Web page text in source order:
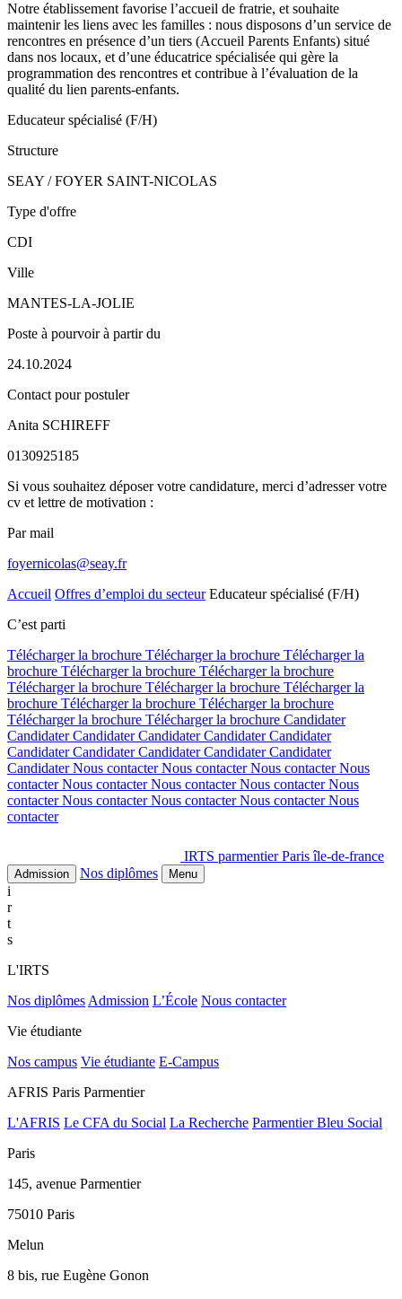
Notre établissement favorise l’accueil de fratrie, et souhaite
maintenir les liens avec les familles : nous disposons d’un service de
rencontres en présence d’un tiers (Accueil Parents Enfants) situé
dans nos locaux, et d’une éducatrice spécialisée qui gère la
programmation des rencontres et contribue à l’évaluation de la
qualité du lien parents-enfants.
Educateur spécialisé (F/H)
Structure
SEAY / FOYER SAINT-NICOLAS
Type d'offre
CDI
Ville
MANTES-LA-JOLIE
Poste à pourvoir à partir du
24.10.2024
Contact pour postuler
Anita SCHIREFF
0130925185
Si vous souhaitez déposer votre candidature, merci d’adresser votre
cv et lettre de motivation :
Par mail
foyernicolas@seay.fr
Accueil Offres d’emploi du secteur Educateur spécialisé (F/H)
C’est parti
Télécharger la brochure Télécharger la brochure Télécharger la
brochure Télécharger la brochure Télécharger la brochure
Télécharger la brochure Télécharger la brochure Télécharger la
brochure Télécharger la brochure Télécharger la brochure
Télécharger la brochure Télécharger la brochure Candidater
CandidaterCandidaterCandidaterCandidaterCandidater
CandidaterCandidaterCandidaterCandidaterCandidater
CandidaterNous contacterNous contacterNous contacterNous
contacterNous contacterNous contacterNous contacterNous
contacterNous contacterNous contacterNous contacterNous
contacter
IRTS parmentier Paris île-de-france
Admission Nos diplômes Menu
i
r
t
s
L'IRTS
Nos diplômes Admission L’École Nous contacter
Vie étudiante
Nos campus Vie étudiante E-Campus
AFRIS Paris Parmentier
L'AFRIS Le CFA du Social La Recherche Parmentier Bleu Social
Paris
145, avenue Parmentier
75010 Paris
Melun
8 bis, rue Eugène Gonon